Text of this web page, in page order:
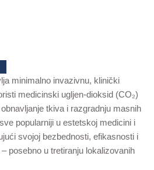
minimalno invazivnu, klinički
medicinski ugljen-dioksid (CO₂)
tkiva i razgradnju masnih
popularniji u estetskoj medicini i
svojoj bezbednosti, efikasnosti i
posebno u tretiranju lokalizovanih